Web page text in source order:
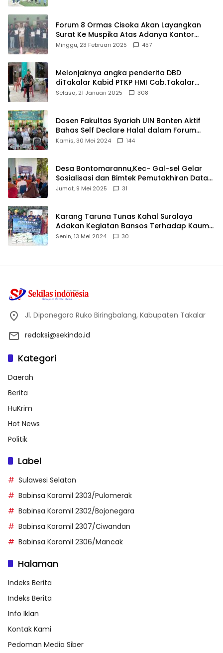
Forum 8 Ormas Cisoka Akan Layangkan
Surat Ke Muspika Atas Adanya Kantor
Matel di Cisoka
Minggu, 23 Februari 2025 457
Melonjaknya angka penderita DBD
diTakalar Kabid PTKP HMI Cab.Takalar
angkat bicara
Selasa, 21 Januari 2025 308
Dosen Fakultas Syariah UIN Banten Aktif
Bahas Self Declare Halal dalam Forum
Ijtima Ulama MUI
Kamis, 30 Mei 2024 144
Desa Bontomarannu,Kec- Gal-sel Gelar
Sosialisasi dan Bimtek Pemutakhiran Data
ID
Jumat, 9 Mei 2025 31
Karang Taruna Tunas Kahal Suralaya
Adakan Kegiatan Bansos Terhadap Kaum
Dhuafa dan Anak Yatim-Piatu
Senin, 13 Mei 2024 30
Jl. Diponegoro Ruko Biringbalang, Kabupaten Takalar
redaksi@sekindo.id
Kategori
Daerah
Berita
HuKrim
Hot News
Politik
Label
Sulawesi Selatan
Babinsa Koramil 2303/Pulomerak
Babinsa Koramil 2302/Bojonegara
Babinsa Koramil 2307/Ciwandan
Babinsa Koramil 2306/Mancak
Halaman
Indeks Berita
Indeks Berita
Info Iklan
Kontak Kami
Pedoman Media Siber